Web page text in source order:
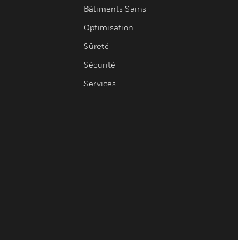
Bâtiments Sains
Optimisation
Sûreté
Sécurité
Services